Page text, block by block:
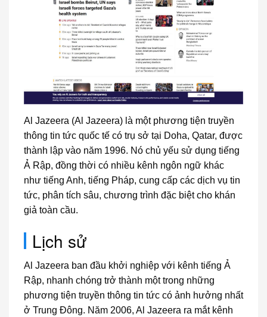
Al Jazeera (Al Jazeera) là một phương tiện truyền
thông tin tức quốc tế có trụ sở tại Doha, Qatar, được
thành lập vào năm 1996. Nó chủ yếu sử dụng tiếng
Ả Rập, đồng thời có nhiều kênh ngôn ngữ khác
như tiếng Anh, tiếng Pháp, cung cấp các dịch vụ tin
tức, phân tích sâu, chương trình đặc biệt cho khán
giả toàn cầu.
Lịch sử
Al Jazeera ban đầu khởi nghiệp với kênh tiếng Ả
Rập, nhanh chóng trở thành một trong những
phương tiện truyền thông tin tức có ảnh hưởng nhất
ở Trung Đông. Năm 2006, Al Jazeera ra mắt kênh